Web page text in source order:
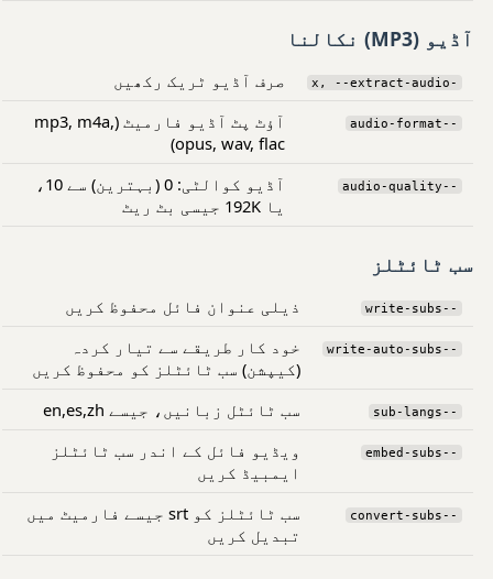
آڈیو (MP3) نکالنا
-x, --extract-audio صرف آڈیو ٹریک رکھیں
--audio-format
آؤٹ پٹ آڈیو فارمیٹ (mp3, m4a,
opus, wav, flac)
--audio-quality
آڈیو کوالٹی: 0 (بہترین) سے 10،
یا 192K جیسی بٹ ریٹ
سب ٹائٹلز
--write-subs ذیلی عنوان فائل محفوظ کریں
--write-auto-subs
خود کار طریقے سے تیار کردہ
(کیپشن) سب ٹائٹلز کو محفوظ کریں
--sub-langs سب ٹائٹل زبانیں، جیسے en,es,zh
--embed-subs
ویڈیو فائل کے اندر سب ٹائٹلز
ایمبیڈ کریں
--convert-subs
سب ٹائٹلز کو srt جیسے فارمیٹ میں
تبدیل کریں